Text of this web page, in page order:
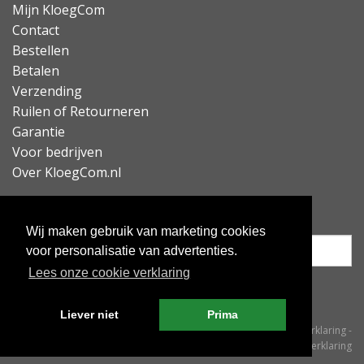
Wij maken gebruik van marketing cookies
voor personalisatie van advertenties.
Lees onze cookie verklaring
Liever niet Prima
Mijn KloegCom
Contact
Bestellen
Betalen
Verzending
Ruilen of Retourneren
Garantie
Voor bedrijven
Over KloegCom.nl
Algemene voorwaarden-Cookieverklaring-
Privacyverklaring